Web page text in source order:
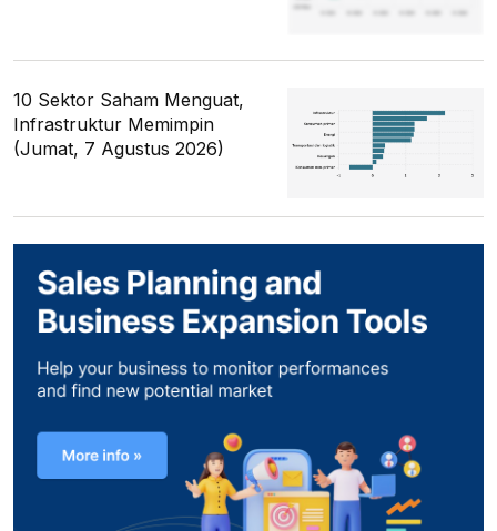
10 Sektor Saham Menguat,
Infrastruktur Memimpin
(Jumat, 7 Agustus 2026)